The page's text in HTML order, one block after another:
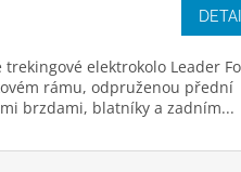
DETAIL
trekingové elektrokolo Leader
rámu, odpruženou přední
brzdami, blatníky a zadním...